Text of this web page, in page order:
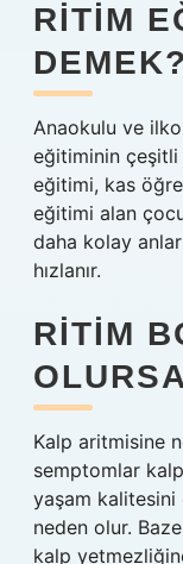
RITIM
DEMEK?
Anaokulu ve
eğitiminin
eğitimi, kas
eğitimi alan
daha kolay
hızlanır.
RITIM
Kalp aritmisine
semptomlar kalp
yaşam kalitesini
neden olur.
kalp